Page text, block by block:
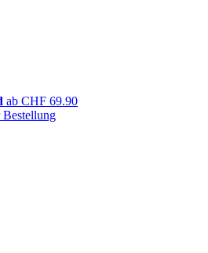
ab CHF 69.90
Bestellung